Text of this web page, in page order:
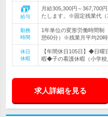
給与
月給305,300円～367,700
たします。※固定残業代（
勤務
時間
1年単位の変形労働時間制
憩60分）※残業月平均20
休日
休暇
【年間休日105日】◆日
暇◆子の看護休暇（小学
求人詳細を見る